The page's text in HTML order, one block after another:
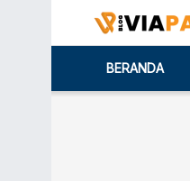
BERANDA